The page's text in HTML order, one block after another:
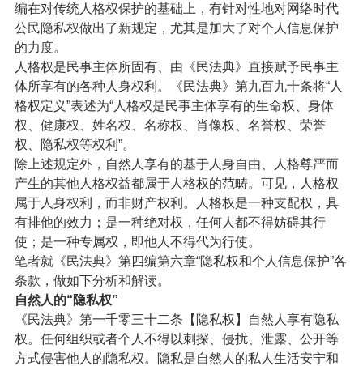
编在对传统人格权保护的基础上，有针对性地对网络时代
公民隐私权做出了新规定，尤其是加大了对个人信息保护
的力度。
人格权是民事主体所固有、由《民法典》直接赋予民事主
体所享有的各种人身权利。《民法典》第九百九十条将“人
格权定义”表述为“人格权是民事主体享有的生命权、身体
权、健康权、姓名权、名称权、肖像权、名誉权、荣誉
权、隐私权等权利”。
除上述规定外，自然人享有的基于人身自由、人格尊严而
产生的其他人格权益都属于人格权的范畴。可见，人格权
属于人身权利，而非财产权利。人格权是一种支配权，具
有排他的效力；是一种绝对权，任何人都不得妨碍其行
使；是一种专属权，即他人不得代为行使。
笔者就《民法典》第四编第六章“隐私权和个人信息保护”各
条款，做如下分析和解读。
自然人的“隐私权”
《民法典》第一千零三十二条【隐私权】自然人享有隐私
权。任何组织或者个人不得以刺探、侵扰、泄露、公开等
方式侵害他人的隐私权。隐私是自然人的私人生活安宁和